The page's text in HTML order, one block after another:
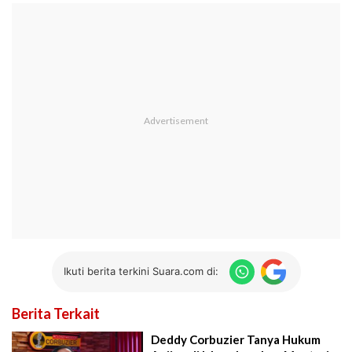
Ikuti berita terkini Suara.com di:
Berita Terkait
Deddy Corbuzier Tanya Hukum